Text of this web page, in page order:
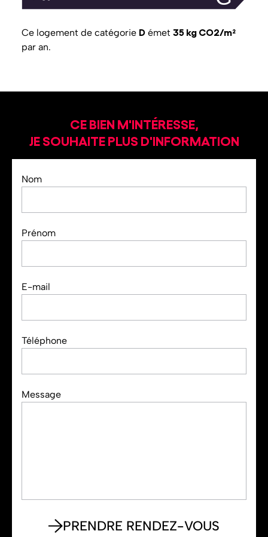
Ce logement de catégorie D émet 35 kg CO2/m²
par an.
CE BIEN M'INTÉRESSE,
JE SOUHAITE PLUS D'INFORMATION
Nom
Prénom
E-mail
Téléphone
Message